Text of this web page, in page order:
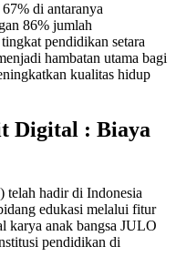
di antaranya
86% jumlah
pendidikan setara
hambatan utama bagi
kualitas hidup
Digital : Biaya
hadir di Indonesia
edukasi melalui fitur
karya anak bangsa JULO
pendidikan di